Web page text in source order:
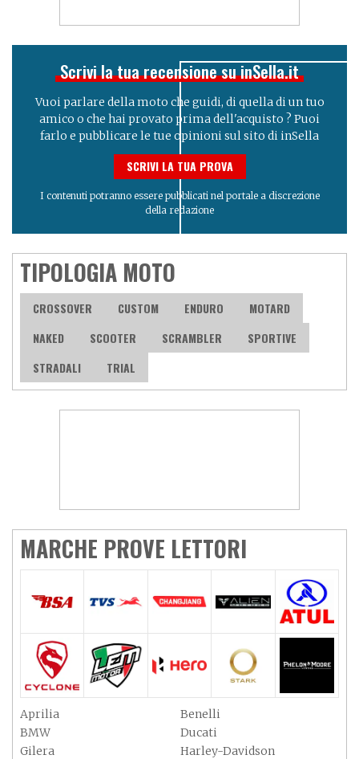
Scrivi la tua recensione su inSella.it
Vuoi parlare della moto che guidi, di quella di un tuo
amico o che hai provato prima dell'acquisto ? Puoi
farlo e pubblicare le tue opinioni sul sito di inSella
SCRIVI LA TUA PROVA
I contenuti potranno essere pubblicati nel portale a discrezione
della redazione
TIPOLOGIA MOTO
CROSSOVER CUSTOM ENDURO
MOTARD
NAKED
SCOOTER SCRAMBLER
SPORTIVE
STRADALI
TRIAL
MARCHE PROVE LETTORI
Aprilia
Benelli
BMW
Ducati
Gilera
Harley-Davidson